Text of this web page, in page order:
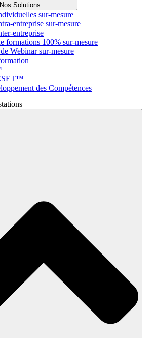
Solutions
sur-mesure
entreprise sur-mesure
entreprise
formations 100% sur-mesure
Webinar sur-mesure
des Compétences